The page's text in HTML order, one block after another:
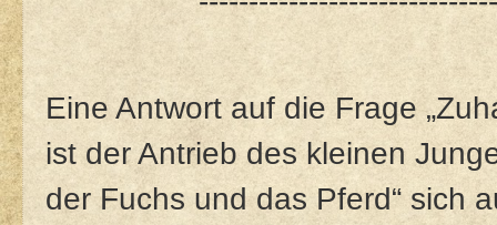
Eine Antwort auf die Frage
ist der Antrieb des kleinen
der Fuchs und das Pferd“ sich